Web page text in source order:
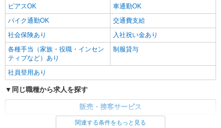
ピアスOK
車通勤OK
バイク通勤OK
交通費支給
社会保険あり
入社祝い金あり
各種手当（家族・役職・インセン
ティブなど）あり
制服貸与
社員登用あり
同じ職種から求人を探す
販売・接客サービス
関連する条件をもっと見る